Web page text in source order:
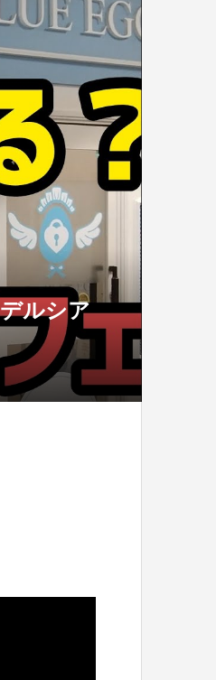
ルシア